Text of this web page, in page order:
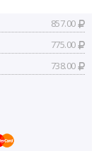
857.00
775.00
738.00